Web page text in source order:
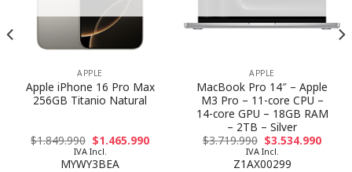
APPLE
Apple iPhone 16 Pro Max
256GB Titanio Natural
$1.849.990 $1.465.990
IVA Incl.
MYWY3BEA
APPLE
MacBook Pro 14″ – Apple
M3 Pro – 11-core CPU –
14-core GPU – 18GB RAM
– 2TB – Silver
$3.719.990 $3.534.990
IVA Incl.
Z1AX00299